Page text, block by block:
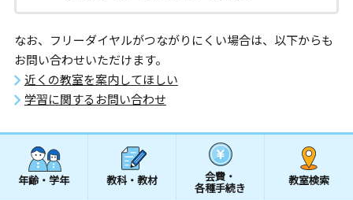
なお、フリーダイヤルがつながりにくい場合は、以下からも
お問い合わせいただけます。
近くの教室を案内してほしい
学習に関するお問い合わせ
年齢・学年 教科・教材 会費・
各種手続き
教室検索